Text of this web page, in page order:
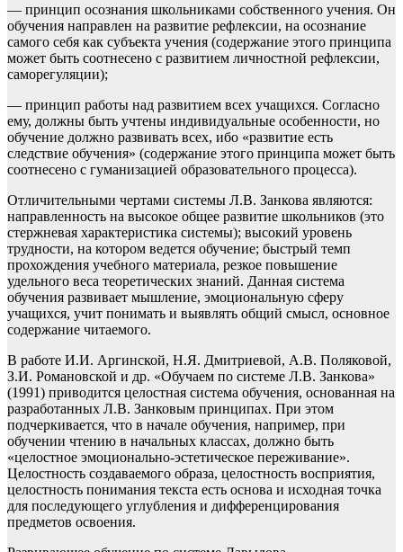
— принцип осознания школьниками собственного учения. Он
обучения направлен на развитие рефлексии, на осознание
самого себя как субъекта учения (содержание этого принципа
может быть соотнесено с развитием личностной рефлексии,
саморегуляции);
— принцип работы над развитием всех учащихся. Согласно
ему, должны быть учтены индивидуальные особенности, но
обучение должно развивать всех, ибо «развитие есть
следствие обучения» (содержание этого принципа может быть
соотнесено с гуманизацией образовательного процесса).
Отличительными чертами системы Л.В. Занкова являются:
направленность на высокое общее развитие школьников (это
стержневая характеристика системы); высокий уровень
трудности, на котором ведется обучение; быстрый темп
прохождения учебного материала, резкое повышение
удельного веса теоретических знаний. Данная система
обучения развивает мышление, эмоциональную сферу
учащихся, учит понимать и выявлять общий смысл, основное
содержание читаемого.
В работе И.И. Аргинской, Н.Я. Дмитриевой, А.В. Поляковой,
З.И. Романовской и др. «Обучаем по системе Л.В. Занкова»
(1991) приводится целостная система обучения, основанная на
разработанных Л.В. Занковым принципах. При этом
подчеркивается, что в начале обучения, например, при
обучении чтению в начальных классах, должно быть
«целостное эмоционально-эстетическое переживание».
Целостность создаваемого образа, целостность восприятия,
целостность понимания текста есть основа и исходная точка
для последующего углубления и дифференцирования
предметов освоения.